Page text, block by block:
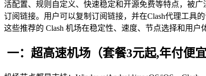
活配置、规则自定义、快速稳定和开源免费等特点，被
订阅链接。用户可以复制订阅链接，并在Clash代理工具
这些推荐的 Clash 机场在稳定性、速度、节点选择和用
一：超高速机场（套餐3元起,年付便